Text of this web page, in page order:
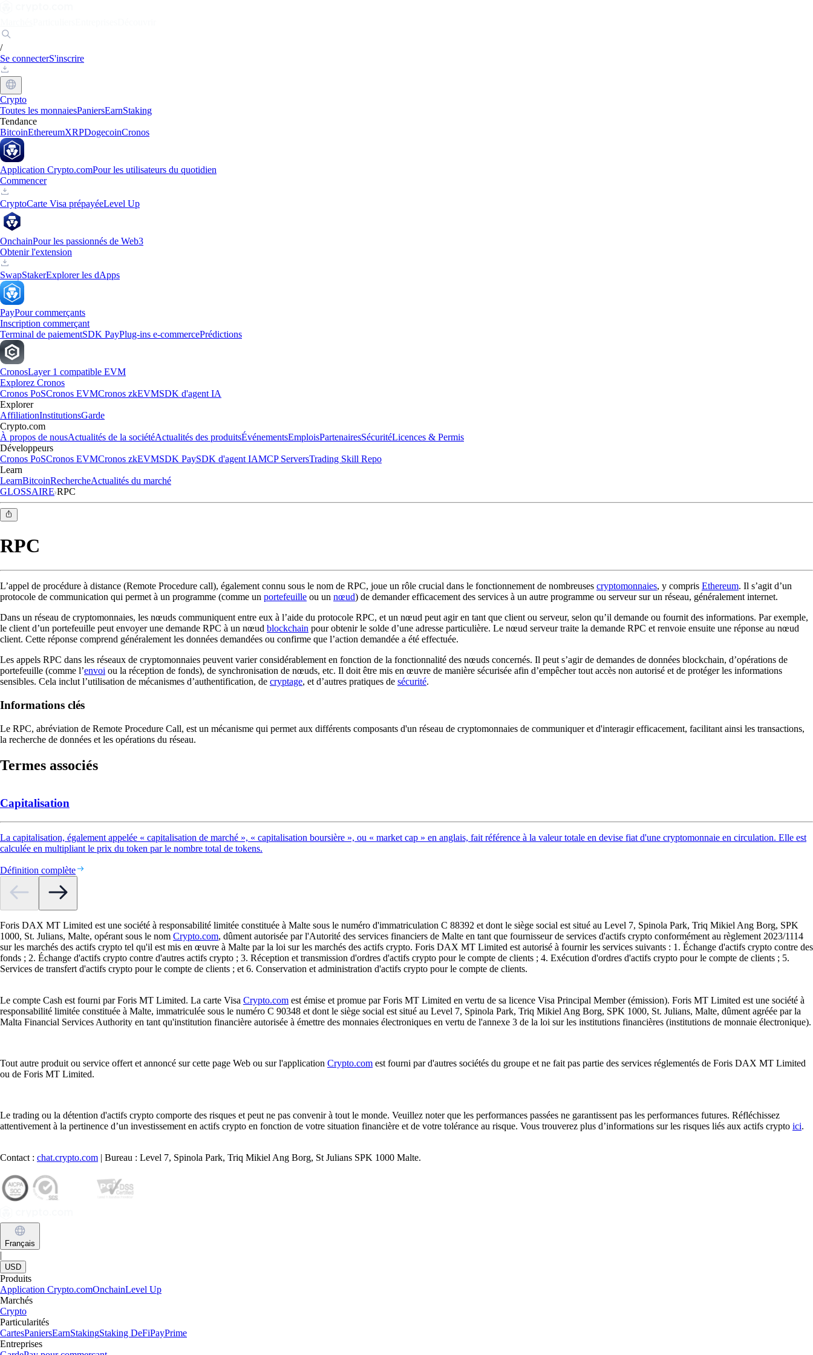
/
Se connecterS'inscrire
Crypto
Toutes les monnaiesPaniersEarnStaking
Tendance
BitcoinEthereumXRPDogecoinCronos
Application Crypto.comPour les utilisateurs du quotidien
Commencer
CryptoCarte Visa prépayéeLevel Up
OnchainPour les passionnés de Web3
Obtenir l'extension
SwapStakerExplorer les dApps
PayPour commerçants
Inscription commerçant
Terminal de paiementSDK PayPlug-ins e-commercePrédictions
CronosLayer 1 compatible EVM
Explorez Cronos
Cronos PoSCronos EVMCronos zkEVMSDK d'agent IA
Explorer
AffiliationInstitutionsGarde
Crypto.com
À propos de nousActualités de la sociétéActualités des produitsÉvénementsEmploisPartenairesSécuritéLicences & Permis
Développeurs
Cronos PoSCronos EVMCronos zkEVMSDK PaySDK d'agent IAMCP ServersTrading Skill Repo
Learn
LearnBitcoinRechercheActualités du marché
GLOSSAIRE RPC
RPC
L’appel de procédure à distance (Remote Procedure call), également connu sous le nom de RPC, joue un rôle crucial dans le fonctionnement de nombreuses cryptomonnaies, y compris Ethereum. Il s’agit d’un
protocole de communication qui permet à un programme (comme un portefeuille ou un nœud) de demander efficacement des services à un autre programme ou serveur sur un réseau, généralement internet.
Dans un réseau de cryptomonnaies, les nœuds communiquent entre eux à l’aide du protocole RPC, et un nœud peut agir en tant que client ou serveur, selon qu’il demande ou fournit des informations. Par exemple,
le client d’un portefeuille peut envoyer une demande RPC à un nœud blockchain pour obtenir le solde d’une adresse particulière. Le nœud serveur traite la demande RPC et renvoie ensuite une réponse au nœud
client. Cette réponse comprend généralement les données demandées ou confirme que l’action demandée a été effectuée.
Les appels RPC dans les réseaux de cryptomonnaies peuvent varier considérablement en fonction de la fonctionnalité des nœuds concernés. Il peut s’agir de demandes de données blockchain, d’opérations de
portefeuille (comme l’envoi ou la réception de fonds), de synchronisation de nœuds, etc. Il doit être mis en œuvre de manière sécurisée afin d’empêcher tout accès non autorisé et de protéger les informations
sensibles. Cela inclut l’utilisation de mécanismes d’authentification, de cryptage, et d’autres pratiques de sécurité.
Informations clés
Le RPC, abréviation de Remote Procedure Call, est un mécanisme qui permet aux différents composants d'un réseau de cryptomonnaies de communiquer et d'interagir efficacement, facilitant ainsi les transactions,
la recherche de données et les opérations du réseau.
Termes associés
Capitalisation
La capitalisation, également appelée « capitalisation de marché », « capitalisation boursière », ou « market cap » en anglais, fait référence à la valeur totale en devise fiat d'une cryptomonnaie en circulation. Elle est
calculée en multipliant le prix du token par le nombre total de tokens.
Définition complète
Foris DAX MT Limited est une société à responsabilité limitée constituée à Malte sous le numéro d'immatriculation C 88392 et dont le siège social est situé au Level 7, Spinola Park, Triq Mikiel Ang Borg, SPK
1000, St. Julians, Malte, opérant sous le nom Crypto.com, dûment autorisée par l'Autorité des services financiers de Malte en tant que fournisseur de services d'actifs crypto conformément au règlement 2023/1114
sur les marchés des actifs crypto tel qu'il est mis en œuvre à Malte par la loi sur les marchés des actifs crypto. Foris DAX MT Limited est autorisé à fournir les services suivants : 1. Échange d'actifs crypto contre des
fonds ; 2. Échange d'actifs crypto contre d'autres actifs crypto ; 3. Réception et transmission d'ordres d'actifs crypto pour le compte de clients ; 4. Exécution d'ordres d'actifs crypto pour le compte de clients ; 5.
Services de transfert d'actifs crypto pour le compte de clients ; et 6. Conservation et administration d'actifs crypto pour le compte de clients.
Le compte Cash est fourni par Foris MT Limited. La carte Visa Crypto.com est émise et promue par Foris MT Limited en vertu de sa licence Visa Principal Member (émission). Foris MT Limited est une société à
responsabilité limitée constituée à Malte, immatriculée sous le numéro C 90348 et dont le siège social est situé au Level 7, Spinola Park, Triq Mikiel Ang Borg, SPK 1000, St. Julians, Malte, dûment agréée par la
Malta Financial Services Authority en tant qu'institution financière autorisée à émettre des monnaies électroniques en vertu de l'annexe 3 de la loi sur les institutions financières (institutions de monnaie électronique).
Tout autre produit ou service offert et annoncé sur cette page Web ou sur l'application Crypto.com est fourni par d'autres sociétés du groupe et ne fait pas partie des services réglementés de Foris DAX MT Limited
ou de Foris MT Limited.
Le trading ou la détention d'actifs crypto comporte des risques et peut ne pas convenir à tout le monde. Veuillez noter que les performances passées ne garantissent pas les performances futures. Réfléchissez
attentivement à la pertinence d’un investissement en actifs crypto en fonction de votre situation financière et de votre tolérance au risque. Vous trouverez plus d’informations sur les risques liés aux actifs crypto ici.
Contact : chat.crypto.com | Bureau : Level 7, Spinola Park, Triq Mikiel Ang Borg, St Julians SPK 1000 Malte.
Français
|
USD
Produits
Application Crypto.comOnchainLevel Up
Marchés
Crypto
Particularités
CartesPaniersEarnStakingStaking DeFiPayPrime
Entreprises